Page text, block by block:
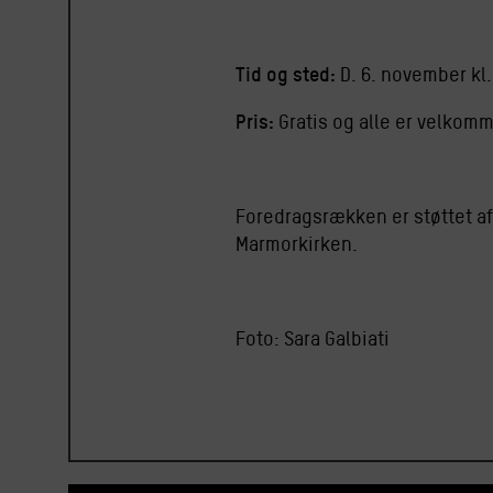
Tid og sted: D. 6. november
Pris: Gratis og alle er
Foredragsrækken er støttet
Marmorkirken.
Foto: Sara Galbiati